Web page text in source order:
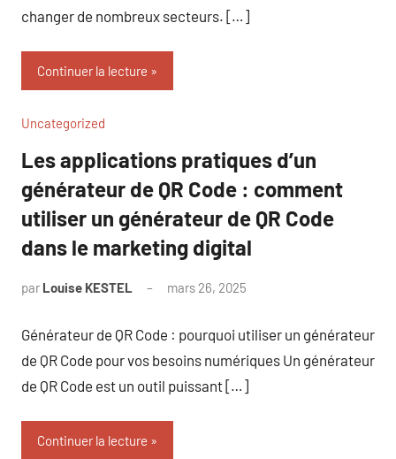
changer de nombreux secteurs. […]
Continuer la lecture
Uncategorized
Les applications pratiques d’un
générateur de QR Code : comment
utiliser un générateur de QR Code
dans le marketing digital
par Louise KESTEL mars 26, 2025
Générateur de QR Code : pourquoi utiliser un générateur
de QR Code pour vos besoins numériques Un générateur
de QR Code est un outil puissant […]
Continuer la lecture